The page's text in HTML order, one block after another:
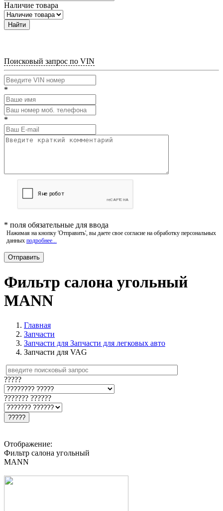
Наличие товара
Найти
Поисковый запрос по VIN
*
*
* поля обязательные для ввода
Нажимая на кнопку 'Отправить', вы даете свое согласие на обработку персональных
данных подробнее...
Фильтр салона угольный
MANN
Главная
Запчасти
Запчасти для Запчасти для легковых авто
Запчасти для VAG
?????
??????? ??????
?????
Отображение:
Фильтр салона угольный
MANN